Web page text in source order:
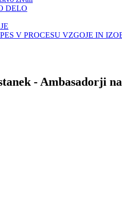
DELO
V PROCESU VZGOJE IN
- Ambasadorji